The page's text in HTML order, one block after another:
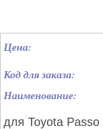
Цена:
Код для заказа:
Наименование:
для Toyota Passo